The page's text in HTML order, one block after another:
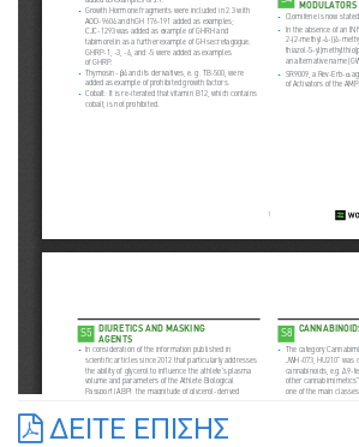
ΔΕΙΤΕ ΕΠΙΣΗΣ